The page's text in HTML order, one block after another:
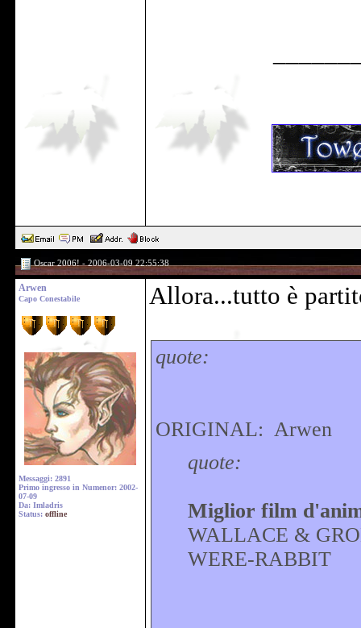
Oscar 2006! - 2006-03-09 22:55:38
Arwen
Capo Conestabile
Messaggi: 2891
Primo ingresso in Numenor: 2002-
07-09
Da: Imladris
Status: offline
Allora...tutto è
quote:
ORIGINAL: Arwen
quote:
Miglior film
WALLACE &
WERE-RABBIT